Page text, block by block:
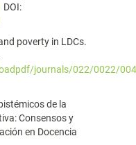
DOI:
poverty in LDCs.
journals/022/0022/
de la
Consensos y
en Docencia